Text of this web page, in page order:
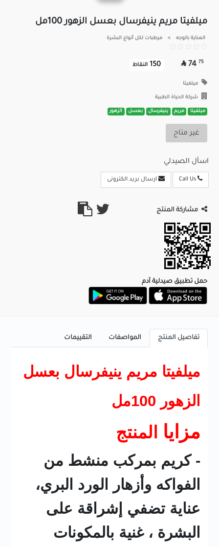
ميلفيتا مريم ينيفرسال بعسل الزهور 100مل
العناية بالوجه > مرطبات لكل أنواع البشرة
75
74

150 النقاط
ميلفيتا
شركة الحياة الطبية
ميلفيتا مريم ينيفرسال بعسل الزهور
غير متاح
اسأل الصيدلي
ارسال بريد الكترونى
مشاركة المنتج
حمل تطبيق صيدلية آدم
تفاصيل المنتج المواصفات التقييمات
ميلفيتا مريم ينيفرسال بعسل
الزهور 100مل
مزايا المنتج
- كريم بمركب منشط من
الفواكه وأزهار الورد البري،
عناية تضفي إشراقة على
البشرة ، غنية بالمكونات